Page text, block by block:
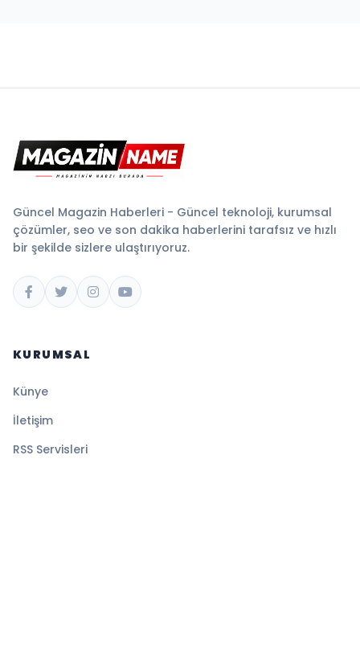
Güncel Magazin Haberleri - Güncel teknoloji, kurumsal
çözümler, seo ve son dakika haberlerini tarafsız ve hızlı
bir şekilde sizlere ulaştırıyoruz.
KURUMSAL
Künye
İletişim
RSS Servisleri